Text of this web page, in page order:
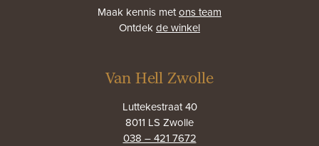
Maak kennis metons team
Ontdekde winkel
Van Hell Zwolle
Luttekestraat 40
8011 LS Zwolle
038 – 421 7672